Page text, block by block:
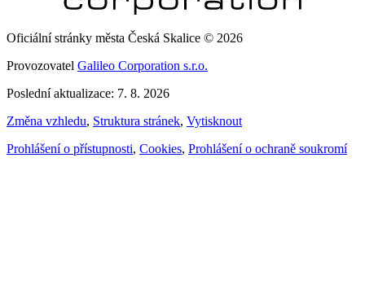
Oficiální stránky města Česká Skalice © 2026
Provozovatel Galileo Corporation s.r.o.
Poslední aktualizace: 7. 8. 2026
Změna vzhledu, Struktura stránek, Vytisknout
Prohlášení o přístupnosti, Cookies, Prohlášení o ochraně soukromí